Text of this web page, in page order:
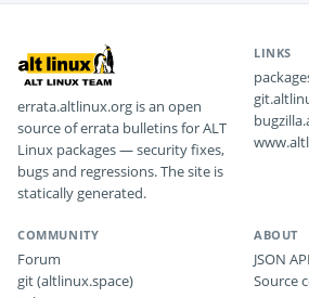
errata.altlinux.org is an open
source of errata bulletins for ALT
Linux packages — security fixes,
bugs and regressions. The site is
statically generated.
LINKS
COMMUNITY
Forum
git (altlinux.space)
ABOUT
JSON API
Source